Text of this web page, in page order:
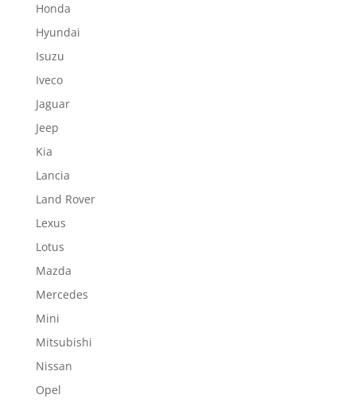
Honda
Hyundai
Isuzu
Iveco
Jaguar
Jeep
Kia
Lancia
Land Rover
Lexus
Lotus
Mazda
Mercedes
Mini
Mitsubishi
Nissan
Opel